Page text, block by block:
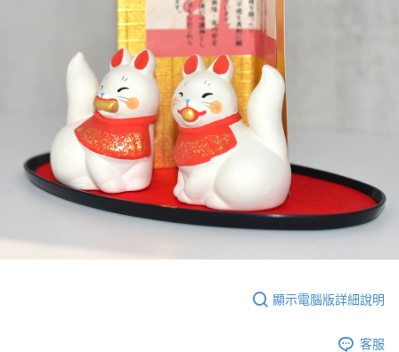
顯示電腦版詳細說明
客服